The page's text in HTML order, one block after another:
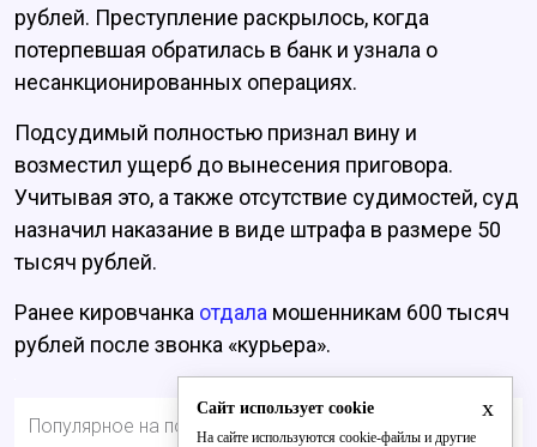
рублей. Преступление раскрылось, когда
потерпевшая обратилась в банк и узнала о
несанкционированных операциях.
Подсудимый полностью признал вину и
возместил ущерб до вынесения приговора.
Учитывая это, а также отсутствие судимостей, суд
назначил наказание в виде штрафа в размере 50
тысяч рублей.
Ранее кировчанка отдала мошенникам 600 тысяч
рублей после звонка «курьера».
Популярное на портале
x
Сайт использует cookie
На сайте используются cookie-файлы и другие